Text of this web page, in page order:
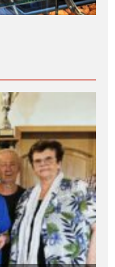
D E mit Ursula